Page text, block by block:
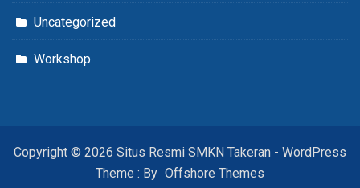
Uncategorized
Workshop
Copyright © 2026 Situs Resmi SMKN Takeran - WordPress
Theme : By Offshore Themes